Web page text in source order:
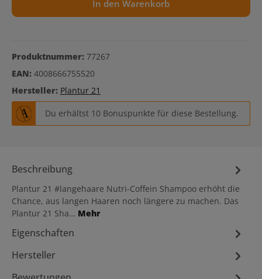
In den Warenkorb
Produktnummer: 77267
EAN: 4008666755520
Hersteller: Plantur 21
Du erhältst 10 Bonuspunkte für diese Bestellung.
Beschreibung
Plantur 21 #langehaare Nutri-Coffein Shampoo erhöht die
Chance, aus langen Haaren noch längere zu machen. Das
Plantur 21 Sha… Mehr
Eigenschaften
Hersteller